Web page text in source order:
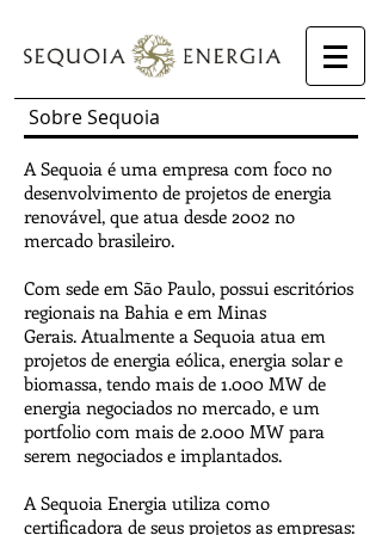
Sobre Sequoia
A Sequoia é uma empresa com foco no
desenvolvimento de projetos de energia
renovável, que atua desde 2002 no
mercado brasileiro.
Com sede em São Paulo, possui escritórios
regionais na Bahia e em Minas
Gerais. Atualmente a Sequoia atua em
projetos de energia eólica, energia solar e
biomassa, tendo mais de 1.000 MW de
energia negociados no mercado, e um
portfolio com mais de 2.000 MW para
serem negociados e implantados.
A Sequoia Energia utiliza como
certificadora de seus projetos as empresas: